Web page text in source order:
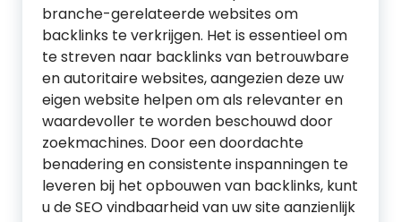
branche-gerelateerde websites om
backlinks te verkrijgen. Het is essentieel om
te streven naar backlinks van betrouwbare
en autoritaire websites, aangezien deze uw
eigen website helpen om als relevanter en
waardevoller te worden beschouwd door
zoekmachines. Door een doordachte
benadering en consistente inspanningen te
leveren bij het opbouwen van backlinks, kunt
u de SEO vindbaarheid van uw site aanzienlijk